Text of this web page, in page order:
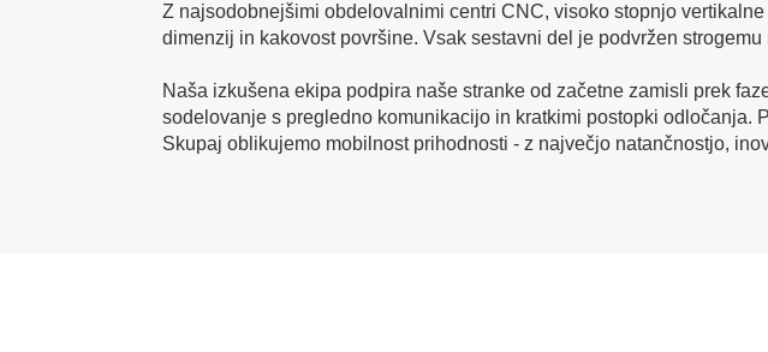
Z najsodobnejšimi obdelovalnimi centri CNC, visoko stopnjo
dimenzij in kakovost površine. Vsak sestavni del je podvržen
Naša izkušena ekipa podpira naše stranke od začetne zamisli prek
sodelovanje s pregledno komunikacijo in kratkimi postopki
Skupaj oblikujemo mobilnost prihodnosti - z največjo natančnostjo,